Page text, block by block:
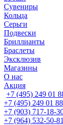
Сувениры
Кольца
Серьги
Подвески
Бриллианты
Браслеты
Эксклюзив
Магазины
О нас
Акция
+7 (495) 249 01
+7 (495) 249 01 88
+7 (903) 717-18-
+7 (964) 532-50-81